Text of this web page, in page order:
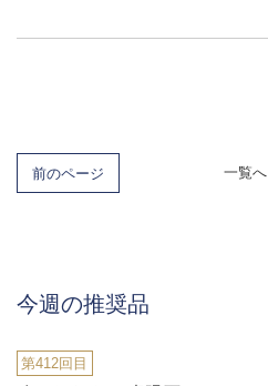
前のページ 一覧へ
今週の推奨品
第412回目